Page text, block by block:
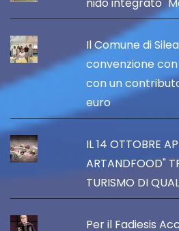
Il Comune di
convenzione
con un
euro
IL 14 OTTOBRE
ARTANDFOOD"
TURISMO DI
Per il Fadiesis